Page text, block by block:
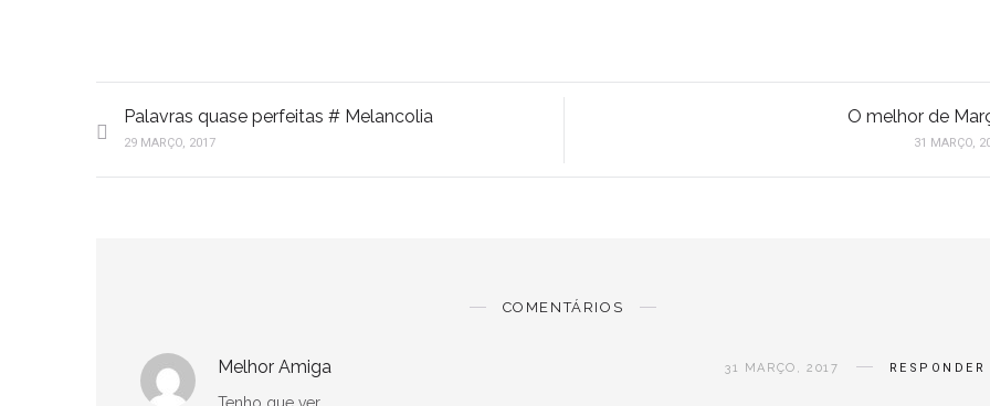
Palavras quase perfeitas # Melancolia
29 MARÇO, 2017
O melhor de
31 MARÇO,
COMENTÁRIOS
Melhor Amiga 31 MARÇO, 2017 RESPONDER